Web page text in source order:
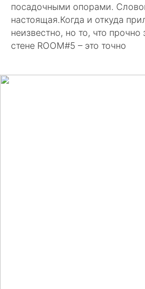
посадочными опорами.
настоящая.Когда и откуда
неизвестно, но то, что прочно
стене ROOM#5 – это точно